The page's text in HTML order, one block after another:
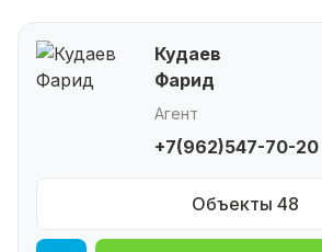
Кудаев
Фарид
Агент
+7(962)547-70-20
Объекты 48